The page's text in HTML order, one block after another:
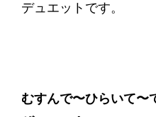
デュエットです。
むすんで〜ひらいて